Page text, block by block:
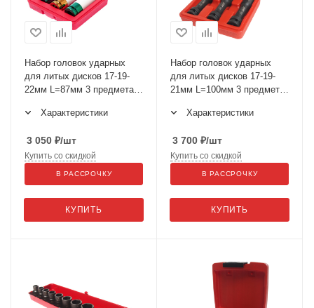
Набор головок ударных
для литых дисков 17-19-
22мм L=87мм 3 предмета в
Характеристики
3 050 ₽/шт
КУПИТЬ
Купить со скидкой
В РАССРОЧКУ
Набор головок ударных
для литых дисков 17-19-
21мм L=100мм 3 предмета
Характеристики
3 700 ₽/шт
КУПИТЬ
Купить со скидкой
В РАССРОЧКУ